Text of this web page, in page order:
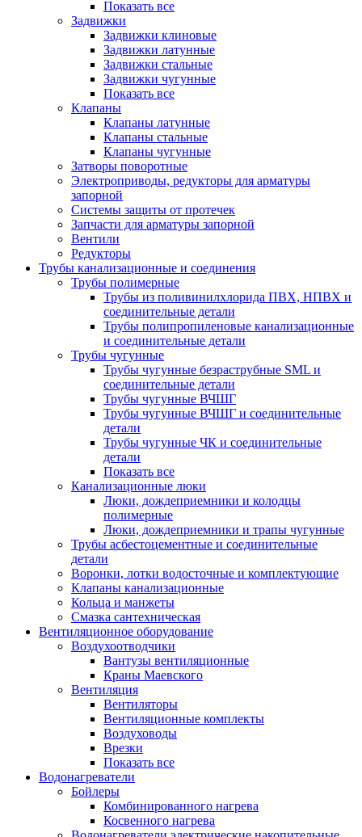
Показать все
Задвижки
Задвижки клиновые
Задвижки латунные
Задвижки стальные
Задвижки чугунные
Показать все
Клапаны
Клапаны латунные
Клапаны стальные
Клапаны чугунные
Затворы поворотные
Электроприводы, редукторы для арматуры
запорной
Системы защиты от протечек
Запчасти для арматуры запорной
Вентили
Редукторы
Трубы канализационные и соединения
Трубы полимерные
Трубы из поливинилхлорида ПВХ, НПВХ и
соединительные детали
Трубы полипропиленовые канализационные
и соединительные детали
Трубы чугунные
Трубы чугунные безраструбные SML и
соединительные детали
Трубы чугунные ВЧШГ
Трубы чугунные ВЧШГ и соединительные
детали
Трубы чугунные ЧК и соединительные
детали
Показать все
Канализационные люки
Люки, дождеприемники и колодцы
полимерные
Люки, дождеприемники и трапы чугунные
Трубы асбестоцементные и соединительные
детали
Воронки, лотки водосточные и комплектующие
Клапаны канализационные
Кольца и манжеты
Смазка сантехническая
Вентиляционное оборудование
Воздухоотводчики
Вантузы вентиляционные
Краны Маевского
Вентиляция
Вентиляторы
Вентиляционные комплекты
Воздуховоды
Врезки
Показать все
Водонагреватели
Бойлеры
Комбинированного нагрева
Косвенного нагрева